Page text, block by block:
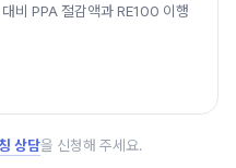
비 PPA 절감액과 RE100 이행
상담을 신청해 주세요.